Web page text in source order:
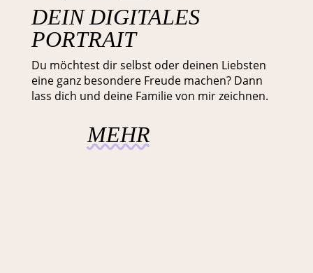
DEIN DIGITALES
PORTRAIT
Du möchtest dir selbst oder deinen Liebsten
eine ganz besondere Freude machen? Dann
lass dich und deine Familie von mir zeichnen.
MEHR